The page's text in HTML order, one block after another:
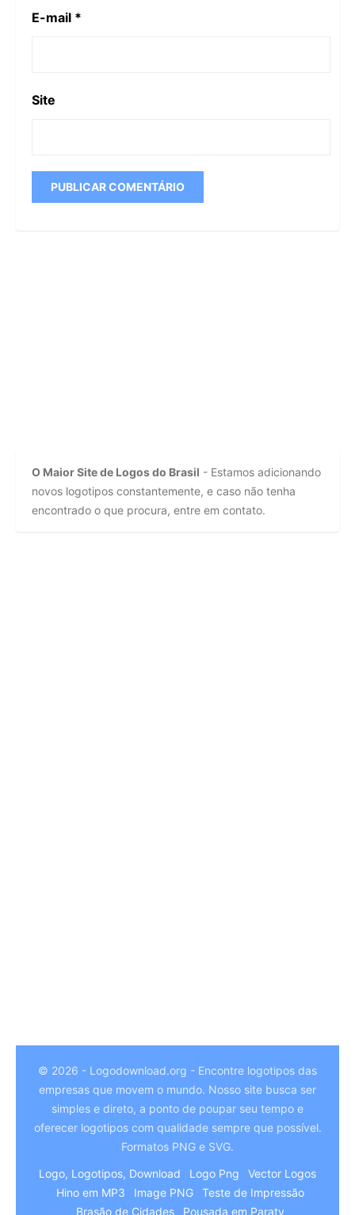
E-mail *
Site
O Maior Site de Logos do Brasil - Estamos adicionando
novos logotipos constantemente, e caso não tenha
encontrado o que procura, entre em contato.
© 2026 - Logodownload.org - Encontre logotipos das
empresas que movem o mundo. Nosso site busca ser
simples e direto, a ponto de poupar seu tempo e
oferecer logotipos com qualidade sempre que possível.
Formatos PNG e SVG.
Logo, Logotipos, Download
Logo Png
Vector Logos
Hino em MP3
Image PNG
Teste de Impressão
Brasão de Cidades
Pousada em Paraty
Arabic
Italian
Hindi
German